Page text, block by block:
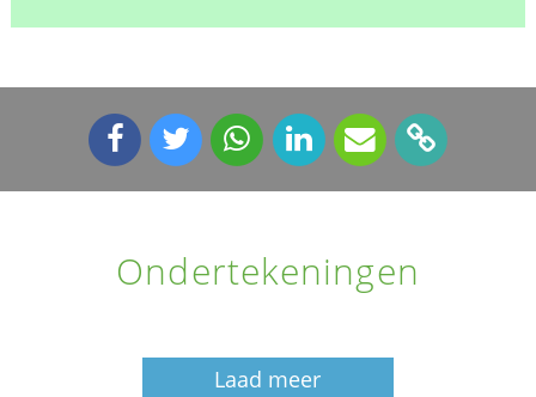
Ondertekeningen
Laad meer